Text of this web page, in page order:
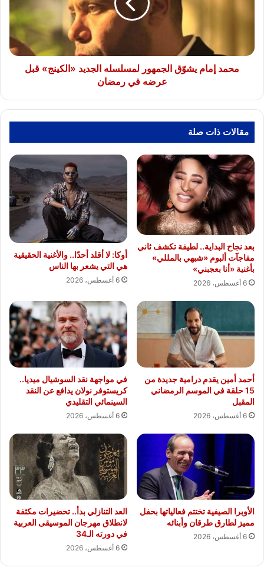
عرضه
محمد إمام يشوّق الجمهور لمسلسله الجديد «الكينج» قبل
عرضه في رمضان
مقالات ذات صلة
بعد نجاح البداية.. لطيفة تكشف ثاني
مفاجآت ألبوم «شبهي بالمللي»
بأغنية «أنا بعجبني»
6 أغسطس، 2026
أوكا: لا أقلد أحدًا.. والأغنية الحقيقية
هي التي يشعر بها الناس
6 أغسطس، 2026
أحمد أمين يقدم درامية جديدة من
15 حلقة في الموسم الرمضاني
المقبل
6 أغسطس، 2026
في مواجهة نقد السوشيال ميديا..
كريستوفر نولان يدافع عن النقد
السينمائي التقليدي
6 أغسطس، 2026
الأوبرا الصيفية تختتم فعالياتها بحفل
مميز لطارق طرقان وأبنائه
6 أغسطس، 2026
العد التنازلي بدأ.. تحضيرات مكثفة
لانطلاق مهرجان الموسيقى العربية
في دورته الـ34
6 أغسطس، 2026